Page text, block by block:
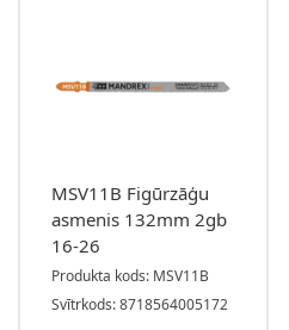
MSV11B Figūrzāģu
asmenis 132mm 2gb
16-26
Produkta kods: MSV11B
Svītrkods: 8718564005172